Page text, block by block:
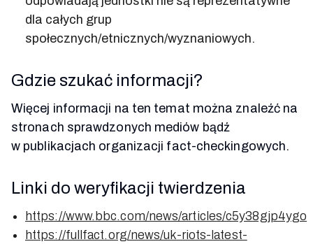
dla całych grup
społecznych/etnicznych/wyznaniowych.
Gdzie szukać informacji?
Więcej informacji na ten temat można znaleźć na
stronach sprawdzonych mediów bądź
w publikacjach organizacji fact-checkingowych.
Linki do weryfikacji twierdzenia
https://www.bbc.com/news/articles/c5y38gjp4ygo
https://fullfact.org/news/uk-riots-latest-